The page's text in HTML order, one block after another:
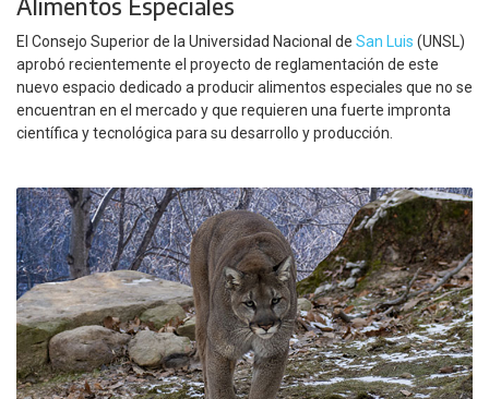
El Consejo Superior de la Universidad Nacional de San Luis (UNSL)
aprobó recientemente el proyecto de reglamentación de este
nuevo espacio dedicado a producir alimentos especiales que no se
encuentran en el mercado y que requieren una fuerte impronta
científica y tecnológica para su desarrollo y producción.